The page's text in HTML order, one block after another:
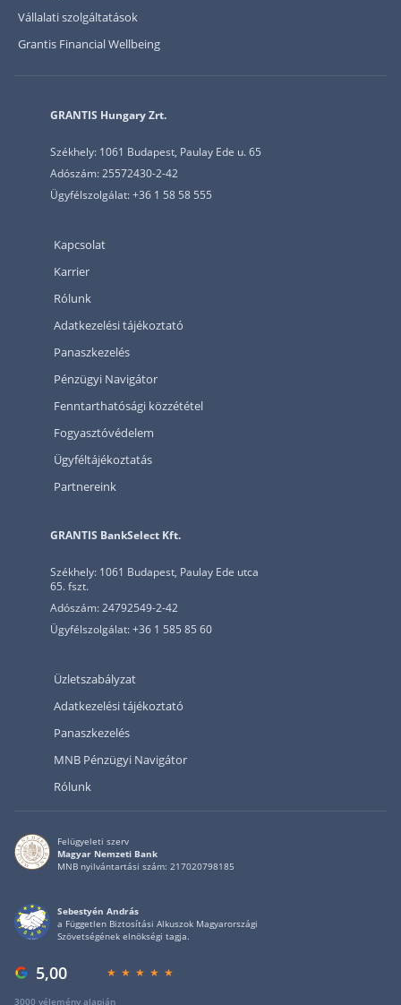
Vállalati szolgáltatások
Grantis Financial Wellbeing
GRANTIS Hungary Zrt.
Székhely: 1061 Budapest, Paulay Ede u. 65
Adószám: 25572430-2-42
Ügyfélszolgálat: +36 1 58 58 555
Kapcsolat
Karrier
Rólunk
Adatkezelési tájékoztató
Panaszkezelés
Pénzügyi Navigátor
Fenntarthatósági közzététel
Fogyasztóvédelem
Ügyféltájékoztatás
Partnereink
GRANTIS BankSelect Kft.
Székhely: 1061 Budapest, Paulay Ede utca
65. fszt.
Adószám: 24792549-2-42
Ügyfélszolgálat: +36 1 585 85 60
Üzletszabályzat
Adatkezelési tájékoztató
Panaszkezelés
MNB Pénzügyi Navigátor
Rólunk
Felügyeleti szerv
Magyar Nemzeti Bank
MNB nyilvántartási szám: 217020798185
Sebestyén András
a Független Biztosítási Alkuszok Magyarországi
Szövetségének elnökségi tagja.
5,00
3000 vélemény alapján